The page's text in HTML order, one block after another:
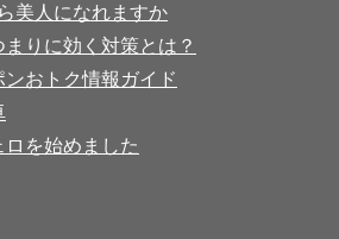
美人になれますか
りに効く対策とは？
おトク情報ガイド
を始めました